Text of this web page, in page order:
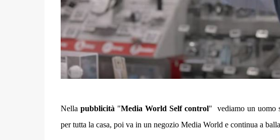
Nella pubblicità "Media World Self control" vediamo un uomo
per tutta la casa, poi va in un negozio Media World e continua a